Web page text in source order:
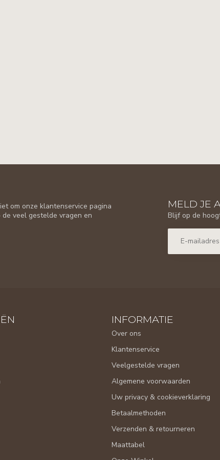
om onze klantenservice pagina
veel gestelde vragen en
MELD JE
Blijf op de
INFORMATIE
Over ons
Klantenservice
Veelgestelde vragen
Algemene voorwaarden
Uw privacy & cookieverklaring
Betaalmethoden
Verzenden & retourneren
Maattabel